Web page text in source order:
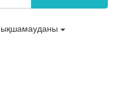
ықшамауданы